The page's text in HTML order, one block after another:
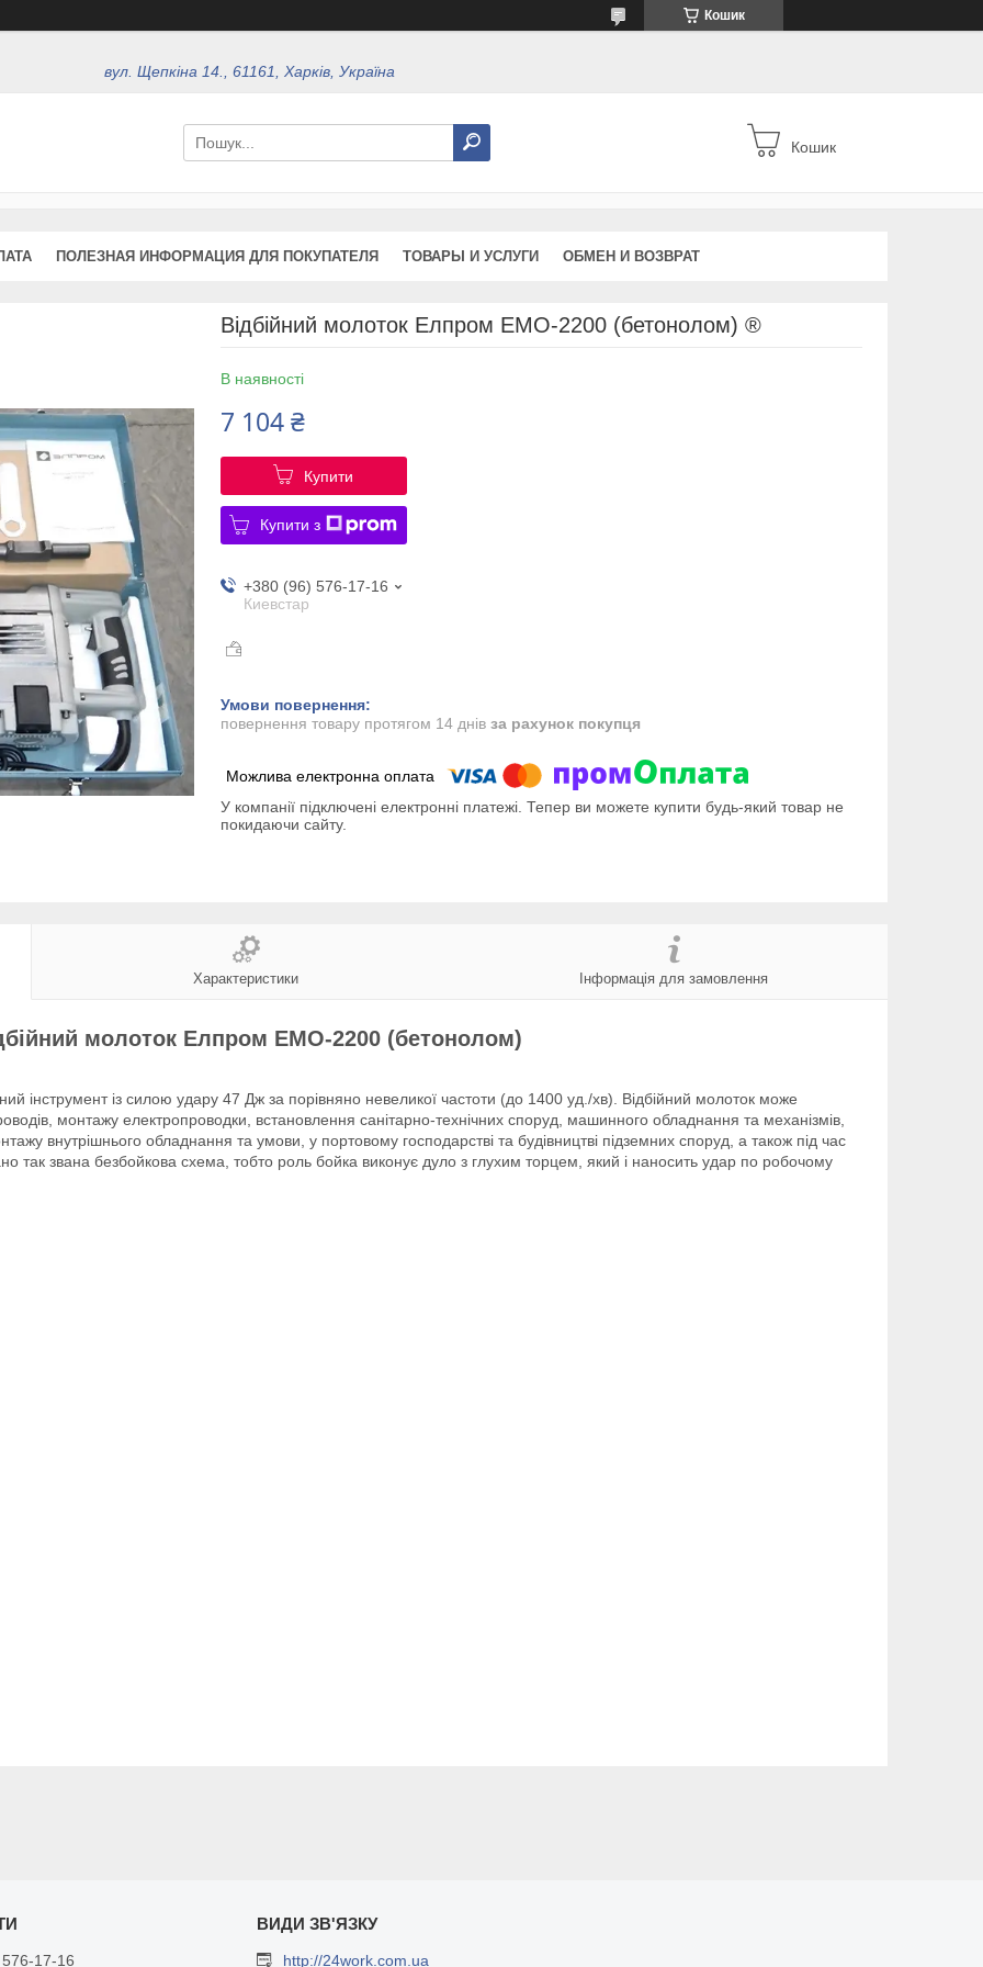
Кошик
вул. Щепкіна 14., 61161, Харків, Україна
Кошик
ПОЛЕЗНАЯ ИНФОРМАЦИЯ ДЛЯ ПОКУПАТЕЛЯ ТОВАРЫ И УСЛУГИ ОБМЕН И ВОЗВРАТ
Відбійний молоток Елпром ЕМО-2200 (бетонолом) ®
В наявності
7 104 ₴
Купити
Купити з
+380 (96) 576-17-16
Киевстар
повернення товару протягом 14 днів за рахунок покупця
У компанії підключені електронні платежі. Тепер ви можете купити будь-який товар не
покидаючи сайту.
Характеристики Інформація для замовлення
молоток Елпром ЕМО-2200 (бетонолом)
інструмент із силою удару 47 Дж за порівняно невеликої частоти (до 1400 уд./хв). Відбійний молоток може
монтажу електропроводки, встановлення санітарно-технічних споруд, машинного обладнання та механізмів,
внутрішнього обладнання та умови, у портовому господарстві та будівництві підземних споруд, а також під час
так звана безбойкова схема, тобто роль бойка виконує дуло з глухим торцем, який і наносить удар по робочому
17-16 http://24work.com.ua